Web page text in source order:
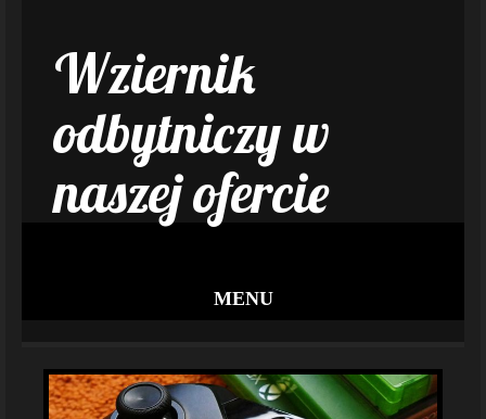
Wziernik
odbytniczy w
naszej ofercie
MENU